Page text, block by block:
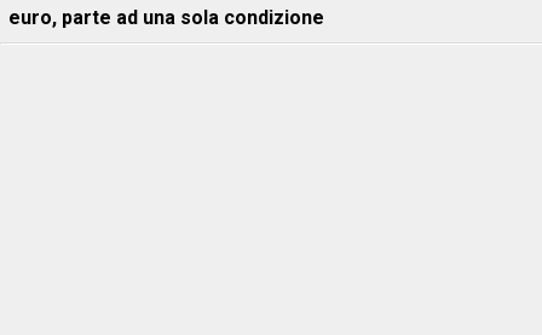
euro, parte ad una sola condizione